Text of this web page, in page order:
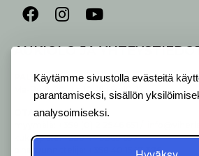
Käytämme sivustolla evästeitä
parantamiseksi, sisällön
analysoimiseksi.
AUKIOLO JA
ALVELEMME:
Ma-Pe 9-20 I La 10-18 I Su 10-17
OTA YHTEYTTÄ:
kukkapiste: +358 44 5369 657
pihasuunnittelija: +358 40 1547 376